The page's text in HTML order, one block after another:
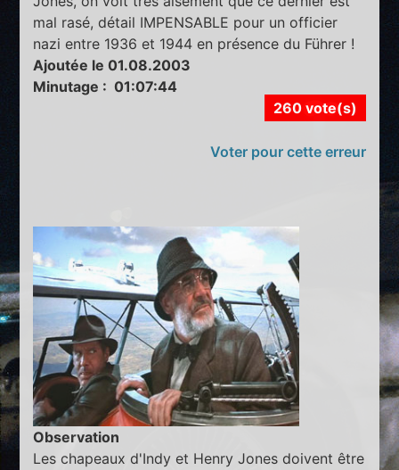
mal rasé, détail IMPENSABLE pour un officier
nazi entre 1936 et 1944 en présence du Führer !
Ajoutée le 01.08.2003
Minutage : 01:07:44
260 vote(s)
Voter pour cette erreur
Observation
Les chapeaux d'Indy et Henry Jones doivent être